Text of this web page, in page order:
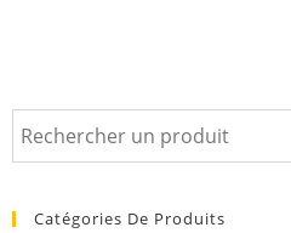
Catégories De Produits